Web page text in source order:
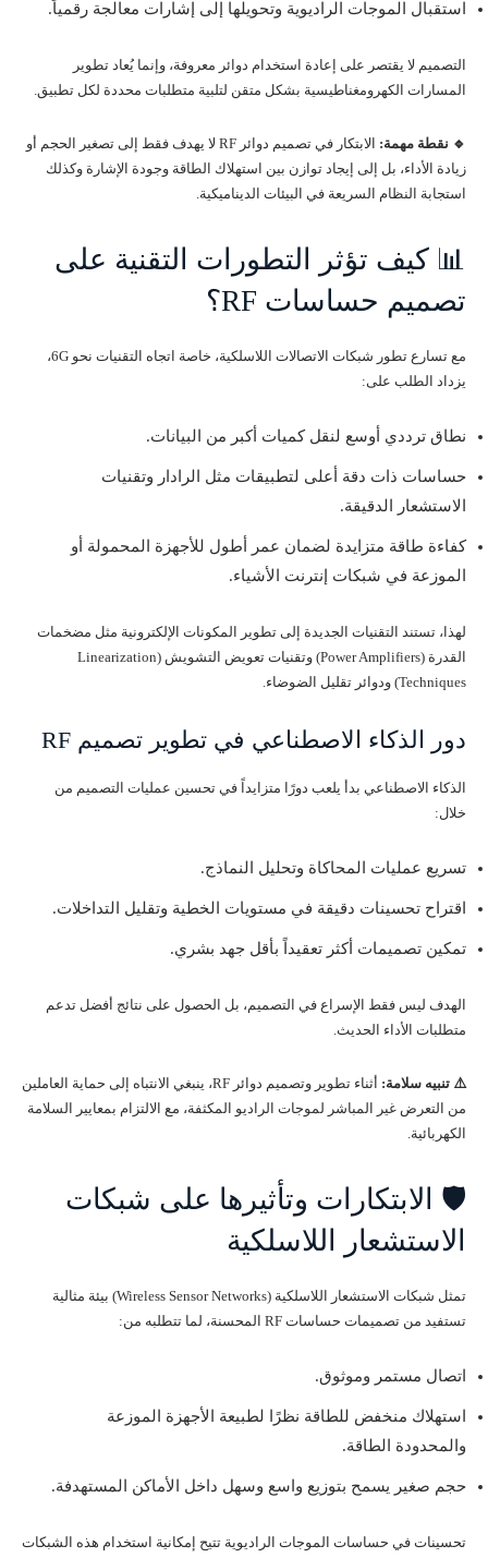
استقبال الموجات الراديوية وتحويلها إلى إشارات معالجة رقمياً.
التصميم لا يقتصر على إعادة استخدام دوائر معروفة، وإنما يُعاد تطوير
المسارات الكهرومغناطيسية بشكل متقن لتلبية متطلبات محددة لكل تطبيق.
🔹 نقطة مهمة:
الابتكار في تصميم دوائر RF لا يهدف فقط إلى تصغير الحجم أو
زيادة الأداء، بل إلى إيجاد توازن بين استهلاك الطاقة وجودة الإشارة وكذلك
استجابة النظام السريعة في البيئات الديناميكية.
📊 كيف تؤثر التطورات التقنية على
تصميم حساسات RF؟
مع تسارع تطور شبكات الاتصالات اللاسلكية، خاصة اتجاه التقنيات نحو 6G،
يزداد الطلب على:
نطاق ترددي أوسع لنقل كميات أكبر من البيانات.
حساسات ذات دقة أعلى لتطبيقات مثل الرادار وتقنيات
الاستشعار الدقيقة.
كفاءة طاقة متزايدة لضمان عمر أطول للأجهزة المحمولة أو
الموزعة في شبكات إنترنت الأشياء.
لهذا، تستند التقنيات الجديدة إلى تطوير المكونات الإلكترونية مثل مضخمات
القدرة (Power Amplifiers) وتقنيات تعويض التشويش (Linearization
Techniques) ودوائر تقليل الضوضاء.
دور الذكاء الاصطناعي في تطوير تصميم RF
الذكاء الاصطناعي بدأ يلعب دورًا متزايداً في تحسين عمليات التصميم من
خلال:
تسريع عمليات المحاكاة وتحليل النماذج.
اقتراح تحسينات دقيقة في مستويات الخطية وتقليل التداخلات.
تمكين تصميمات أكثر تعقيداً بأقل جهد بشري.
الهدف ليس فقط الإسراع في التصميم، بل الحصول على نتائج أفضل تدعم
متطلبات الأداء الحديث.
⚠️ تنبيه سلامة:
أثناء تطوير وتصميم دوائر RF، ينبغي الانتباه إلى حماية العاملين
من التعرض غير المباشر لموجات الراديو المكثفة، مع الالتزام بمعايير السلامة
الكهربائية.
🛡️ الابتكارات وتأثيرها على شبكات
الاستشعار اللاسلكية
تمثل شبكات الاستشعار اللاسلكية (Wireless Sensor Networks) بيئة مثالية
تستفيد من تصميمات حساسات RF المحسنة، لما تتطلبه من:
اتصال مستمر وموثوق.
استهلاك منخفض للطاقة نظرًا لطبيعة الأجهزة الموزعة
والمحدودة الطاقة.
حجم صغير يسمح بتوزيع واسع وسهل داخل الأماكن المستهدفة.
تحسينات في حساسات الموجات الراديوية تتيح إمكانية استخدام هذه الشبكات